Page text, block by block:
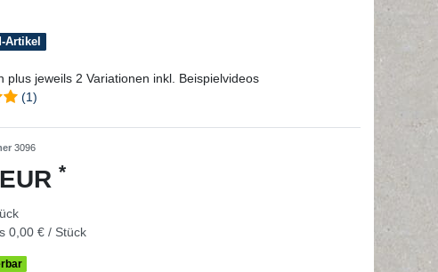
Artikel
plus jeweils 2 Variationen inkl. Beispielvideos
(1)
3096
*
0,00 € / Stück